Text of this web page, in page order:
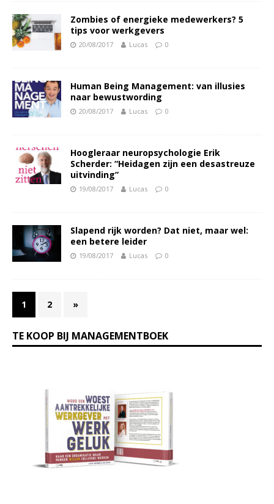
Zombies of energieke medewerkers? 5
tips voor werkgevers
20/08/2017 Lucas 0
Human Being Management: van illusies
naar bewustwording
20/08/2017 Lucas 0
Hoogleraar neuropsychologie Erik
Scherder: “Heidagen zijn een desastreuze
uitvinding”
19/08/2017 Lucas 0
Slapend rijk worden? Dat niet, maar wel:
een betere leider
19/08/2017 Lucas 0
1 2 »
TE KOOP BIJ MANAGEMENTBOEK